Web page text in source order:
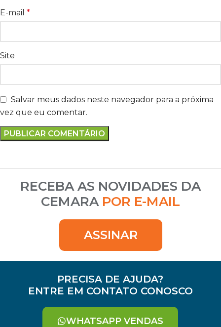
E-mail *
Site
Salvar meus dados neste navegador para a próxima
vez que eu comentar.
RECEBA AS NOVIDADES DA
CEMARA POR E-MAIL
ASSINAR
PRECISA DE AJUDA?
ENTRE EM CONTATO CONOSCO
WHATSAPP VENDAS